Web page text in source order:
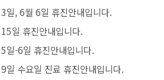
일, 6월 6일 휴진안내입니다.
일 휴진안내입니다.
일-6일 휴진안내입니다.
일 수요일 진료 휴진안내입니다.